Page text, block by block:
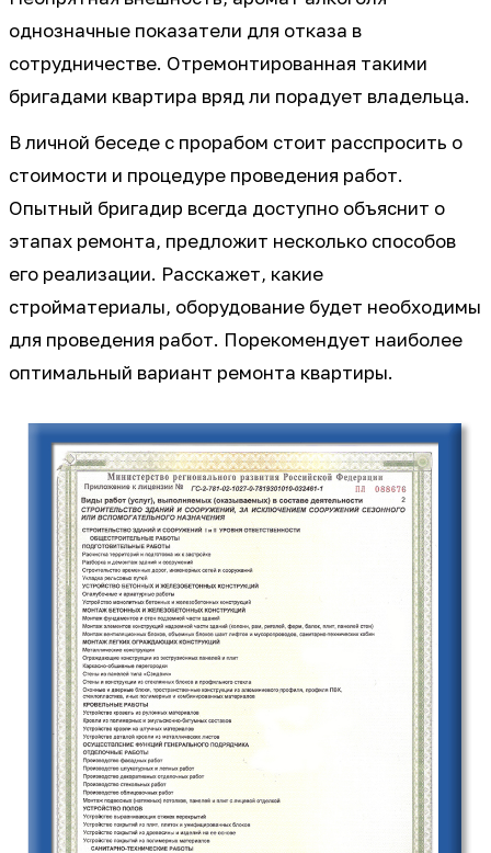
однозначные показатели для отказа в
сотрудничестве. Отремонтированная такими
бригадами квартира вряд ли порадует владельца.
В личной беседе с прорабом стоит расспросить о
стоимости и процедуре проведения работ.
Опытный бригадир всегда доступно объяснит о
этапах ремонта, предложит несколько способов
его реализации. Расскажет, какие
стройматериалы, оборудование будет необходимы
для проведения работ. Порекомендует наиболее
оптимальный вариант ремонта квартиры.